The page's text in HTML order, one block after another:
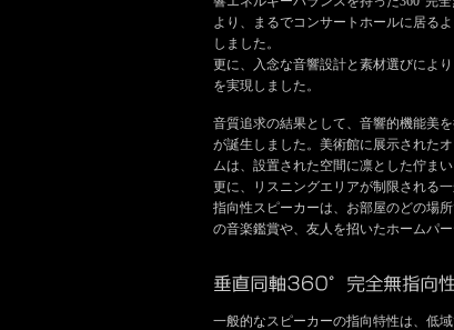
より、まるでコンサートホールに居る
しました。
更に、入念な音響設計と素材選びによ
を実現しました。
音質追求の結果として、音響的機能美
が誕生しました。美術館に展示された
ムは、設置された空間に凛とした佇まい
更に、リスニングエリアが制限される
指向性スピーカーは、お部屋のどの場
の音楽鑑賞や、友人を招いたホームパ
一般的なスピーカーの指向特性は、低